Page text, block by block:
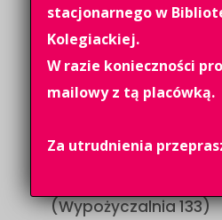
(Wypożyczalnia 133)
stacjonarnego w
Kolegiackiej.
W razie konieczności
mailowy z tą placówką.
Za utrudnienia